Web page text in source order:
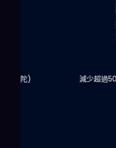
減少超過500萬